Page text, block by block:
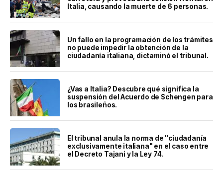
Italia, causando la muerte de 6 personas.
Un fallo en la programación de los trámites
no puede impedir la obtención de la
ciudadanía italiana, dictaminó el tribunal.
¿Vas a Italia? Descubre qué significa la
suspensión del Acuerdo de Schengen para
los brasileños.
El tribunal anula la norma de "ciudadanía
exclusivamente italiana" en el caso entre
el Decreto Tajani y la Ley 74.